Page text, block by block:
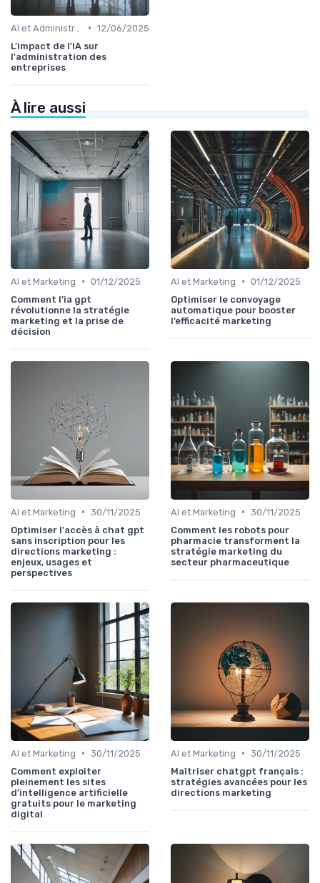
• 12/06/2025
L'impact de l'IA sur
l'administration des
entreprises
À lire aussi
AI et Marketing • 01/12/2025
Comment l’ia gpt
révolutionne la stratégie
marketing et la prise de
décision
AI et Marketing • 01/12/2025
Optimiser le convoyage
automatique pour booster
l’efficacité marketing
AI et Marketing • 30/11/2025
Optimiser l'accès à chat gpt
sans inscription pour les
directions marketing :
enjeux, usages et
perspectives
AI et Marketing • 30/11/2025
Comment les robots pour
pharmacie transforment la
stratégie marketing du
secteur pharmaceutique
AI et Marketing • 30/11/2025
Comment exploiter
pleinement les sites
d’intelligence artificielle
gratuits pour le marketing
digital
AI et Marketing • 30/11/2025
Maîtriser chatgpt français :
stratégies avancées pour les
directions marketing